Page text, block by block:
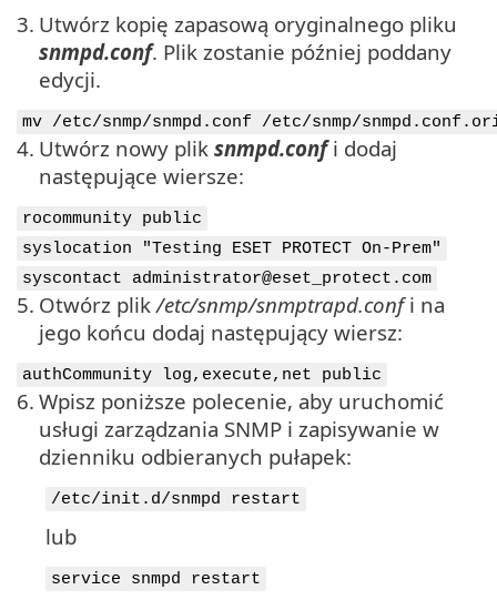
3. Utwórz kopię zapasową oryginalnego pliku
snmpd.conf. Plik zostanie później poddany
edycji.
mv /etc/snmp/snmpd.conf /etc/snmp/
4. Utwórz nowy plik snmpd.confi dodaj
następujące wiersze:
rocommunity public
syslocation "Testing ESET PROTECT On-Prem"
syscontact administrator@eset_protect.com
5. Otwórz plik /etc/snmp/snmptrapd.confi na
jego końcu dodaj następujący wiersz:
authCommunity log,execute,net public
6. Wpisz poniższe polecenie, aby uruchomić
usługi zarządzania SNMP i zapisywanie w
dzienniku odbieranych pułapek:
/etc/init.d/snmpd restart
lub
service snmpd restart